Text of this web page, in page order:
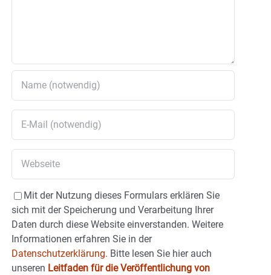
Mit der Nutzung dieses Formulars erklären Sie
sich mit der Speicherung und Verarbeitung Ihrer
Daten durch diese Website einverstanden. Weitere
Informationen erfahren Sie in der
Datenschutzerklärung. Bitte lesen Sie hier auch
unseren Leitfaden für die Veröffentlichung von